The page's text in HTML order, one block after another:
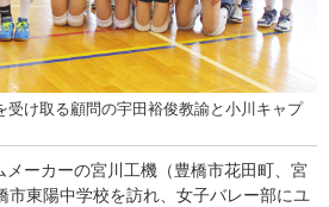
受け取る顧問の宇田裕俊教諭と小川キャプ
ーカーの宮川工機（豊橋市花田町、宮
市東陽中学校を訪れ、女子バレー部にユ